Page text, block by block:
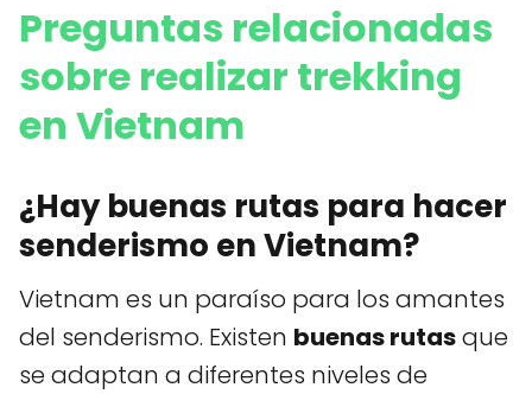
Preguntas relacionadas
sobre realizar trekking
en Vietnam
¿Hay buenas rutas para hacer
senderismo en Vietnam?
Vietnam es un paraíso para los amantes
del senderismo. Existen buenas rutasque
se adaptan a diferentes niveles de